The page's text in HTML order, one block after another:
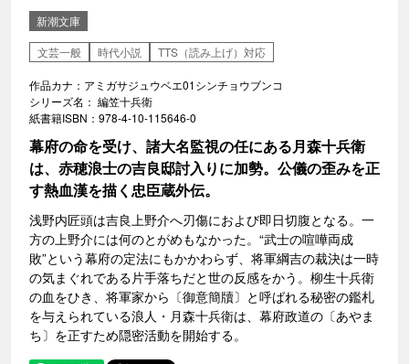
新潮文庫
文芸一般
時代小説 TTS（読み上げ）対応
作品カナ：アミガサジュウベエ01シンチョウブンコ
シリーズ名： 編笠十兵衛
紙書籍ISBN：978-4-10-115646-0
幕府の命を受け、諸大名監視の任にある月森十兵衛
は、赤穂浪士の吉良邸討入りに加勢。公儀の歪みを正
す熱血漢を描く忠臣蔵外伝。
浅野内匠頭は吉良上野介へ刃傷におよび即日切腹となる。一
方の上野介には何のとがめもなかった。“武士の喧嘩両成
敗”という幕府の定法にもかかわらず、将軍綱吉の裁決は一時
の気まぐれである片手落ちだと世の反感をかう。柳生十兵衛
の血をひき、将軍家から〔御意簡牘〕と呼ばれる秘密の鑑札
を与えられている浪人・月森十兵衛は、幕府政道の〔あやま
ち〕を正すため隠密活動を開始する。